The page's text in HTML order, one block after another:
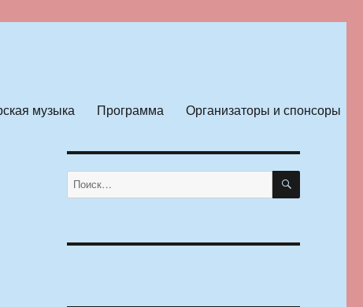
музыка Программа Организаторы и спонсоры
Искать: ПОИСК